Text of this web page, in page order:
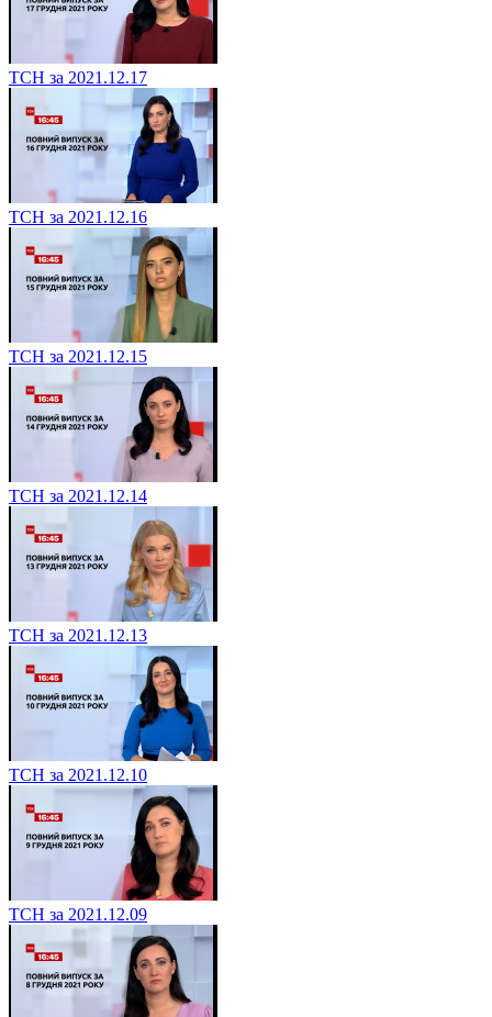
ТСН за 2021.12.17
ТСН за 2021.12.16
ТСН за 2021.12.15
ТСН за 2021.12.14
ТСН за 2021.12.13
ТСН за 2021.12.10
ТСН за 2021.12.09